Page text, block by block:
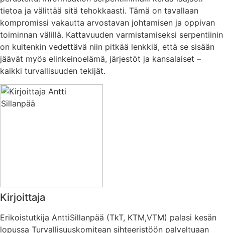
tietoa ja välittää sitä tehokkaasti. Tämä on tavallaan
kompromissi vakautta arvostavan johtamisen ja oppivan
toiminnan välillä. Kattavuuden varmistamiseksi serpentiinin
on kuitenkin vedettävä niin pitkää lenkkiä, että se sisään
jäävät myös elinkeinoelämä, järjestöt ja kansalaiset –
kaikki turvallisuuden tekijät.
Kirjoittaja
Erikoistutkija AnttiSillanpää (TkT, KTM,VTM) palasi kesän
lopussa Turvallisuuskomitean sihteeristöön palveltuaan